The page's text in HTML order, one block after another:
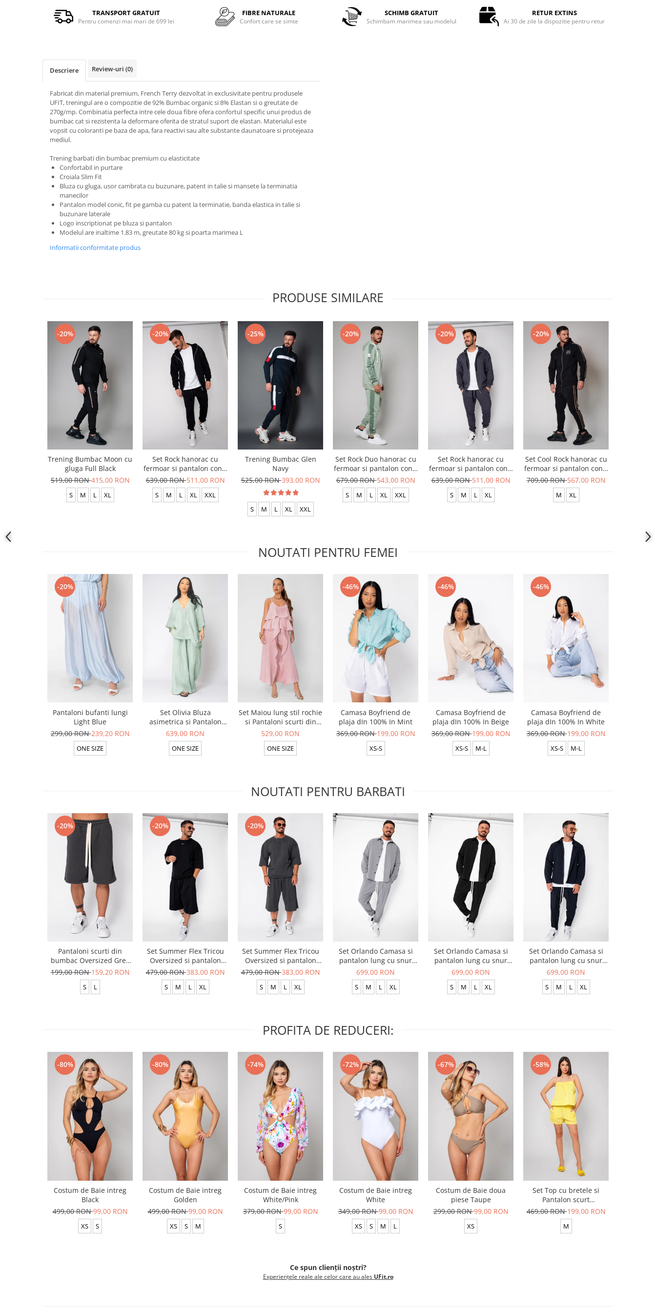
TRANSPORT GRATUIT
Pentru comenzi mai mari de 699 lei
FIBRE NATURALE
Confort care se simte
SCHIMB GRATUIT
Schimbam marimea sau modelul
RETUR EXTINS
Ai 30 de zile la dispozitie pentru retur
Descriere Review-uri (0)
Fabricat din material premium, French Terry dezvoltat in exclusivitate pentru produsele
UFIT, treningul are o compozitie de 92% Bumbac organic si 8% Elastan si o greutate de
270g/mp. Combinatia perfecta intre cele doua fibre ofera confortul specific unui produs de
bumbac cat si rezistenta la deformare oferita de stratul suport de elastan. Materialul este
vopsit cu coloranti pe baza de apa, fara reactivi sau alte substante daunatoare si protejeaza
mediul.
Trening barbati din bumbac premium cu elasticitate
Confortabil in purtare
Croiala Slim Fit
Bluza cu gluga, usor cambrata cu buzunare, patent in talie si mansete la terminatia
manecilor
Pantalon model conic, fit pe gamba cu patent la terminatie, banda elastica in talie si
buzunare laterale
Logo inscriptionat pe bluza si pantalon
Modelul are inaltime 1.83 m, greutate 80 kg si poarta marimea L
Informatii conformitate produs
PRODUSE SIMILARE
-20%
Trening Bumbac Moon cu
gluga Full Black
519,00 RON415,00 RON
S M L XL
-20%
Set Rock hanorac cu
fermoar si pantalon conic
New Black
639,00 RON511,00 RON
S M L XL XXL
-25%
Trening Bumbac Glen
Navy
525,00 RON393,00 RON
S M L XL XXL
-20%
Set Rock Duo hanorac cu
fermoar si pantalon conic
Light Olive
679,00 RON543,00 RON
S M L XL XXL
-20%
Set Rock hanorac cu
fermoar si pantalon conic
New Grey Antracite
639,00 RON511,00 RON
S M L XL
-20%
Set Cool Rock hanorac cu
fermoar si pantalon conic
New Black
709,00 RON567,00 RON
M XL
NOUTATI PENTRU FEMEI
-20%
Pantaloni bufanti lungi
Light Blue
299,00 RON239,20 RON
ONE SIZE
Set Olivia Bluza
asimetrica si Pantalon
lung din 100% in Light
Olive
639,00 RON
ONE SIZE
Set Maiou lung stil rochie
si Pantaloni scurti din
100% in Rose
529,00 RON
ONE SIZE
-46%
Camasa Boyfriend de
plaja dIn 100% In Mint
369,00 RON199,00 RON
XS-S
-46%
Camasa Boyfriend de
plaja dIn 100% In Beige
369,00 RON199,00 RON
XS-S M-L
-46%
Camasa Boyfriend de
plaja dIn 100% In White
369,00 RON199,00 RON
XS-S M-L
NOUTATI PENTRU BARBATI
-20%
Pantaloni scurti din
bumbac Oversized Grey
Anthracite
199,00 RON159,20 RON
S L
-20%
Set Summer Flex Tricou
Oversized si pantalon
scurt Baggy Black
479,00 RON383,00 RON
S M L XL
-20%
Set Summer Flex Tricou
Oversized si pantalon
scurt Baggy Grey
Anthracite
479,00 RON383,00 RON
S M L XL
Set Orlando Camasa si
pantalon lung cu snur
Premium Grey
699,00 RON
S M L XL
Set Orlando Camasa si
pantalon lung cu snur
Premium Black
699,00 RON
S M L XL
Set Orlando Camasa si
pantalon lung cu snur
Premium Navy
699,00 RON
S M L XL
PROFITA DE REDUCERI:
-80%
Costum de Baie intreg
Black
499,00 RON99,00 RON
XS S
-80%
Costum de Baie intreg
Golden
499,00 RON99,00 RON
XS S M
-74%
Costum de Baie intreg
White/Pink
379,00 RON99,00 RON
S
-72%
Costum de Baie intreg
White
349,00 RON99,00 RON
XS S M L
-67%
Costum de Baie doua
piese Taupe
299,00 RON99,00 RON
XS
-58%
Set Top cu bretele si
Pantalon scurt
Yellow/White
469,00 RON199,00 RON
M
Ce spun clienții noștri?
Experiențele reale ale celor care au ales UFit.ro